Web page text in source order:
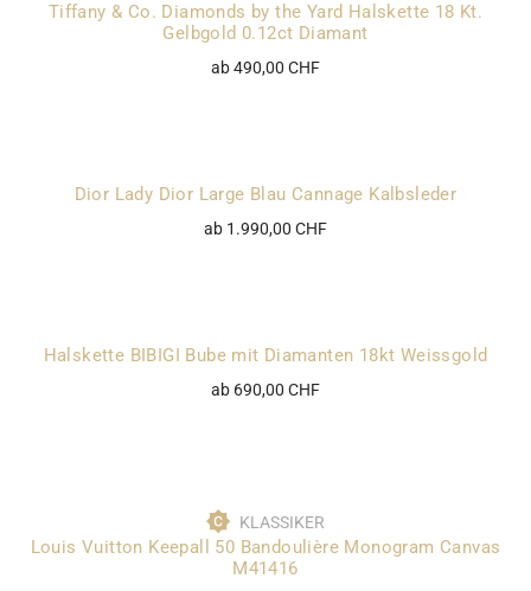
Tiffany & Co. Diamonds by the Yard Halskette 18 Kt.
Gelbgold 0.12ct Diamant
ab 490,00 CHF
Dior Lady Dior Large Blau Cannage Kalbsleder
ab 1.990,00 CHF
Halskette BIBIGI Bube mit Diamanten 18kt Weissgold
ab 690,00 CHF
KLASSIKER
Louis Vuitton Keepall 50 Bandoulière Monogram Canvas
M41416